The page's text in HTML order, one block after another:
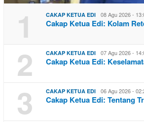
1 CAKAP KETUA EDI 08 Agu 2026 -
Cakap Ketua Edi: Kolam
2 CAKAP KETUA EDI 07 Agu 2026 -
Cakap Ketua Edi:
3 CAKAP KETUA EDI 06 Agu 2026 -
Cakap Ketua Edi: Tentang